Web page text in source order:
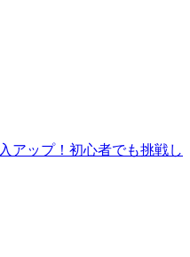
アップ！初心者でも挑戦し